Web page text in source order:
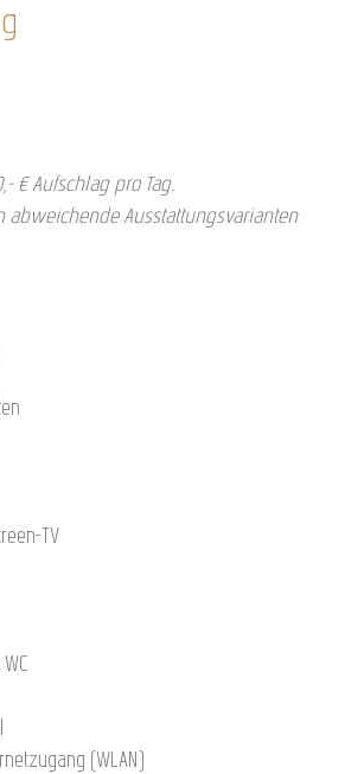
€ Aufschlag pro Tag.
Ausstattungsvarianten
TV
(WLAN)